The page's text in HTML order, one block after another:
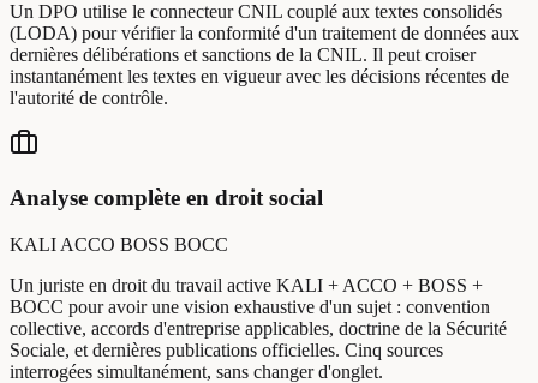
Un DPO utilise le connecteur CNIL couplé aux textes consolidés
(LODA) pour vérifier la conformité d'un traitement de données aux
dernières délibérations et sanctions de la CNIL. Il peut croiser
instantanément les textes en vigueur avec les décisions récentes de
l'autorité de contrôle.
Analyse complète en droit social
KALI ACCO BOSS BOCC
Un juriste en droit du travail active KALI + ACCO + BOSS +
BOCC pour avoir une vision exhaustive d'un sujet : convention
collective, accords d'entreprise applicables, doctrine de la Sécurité
Sociale, et dernières publications officielles. Cinq sources
interrogées simultanément, sans changer d'onglet.